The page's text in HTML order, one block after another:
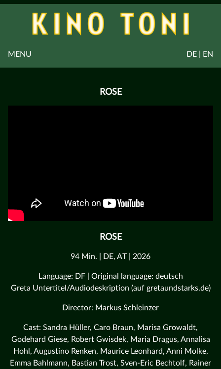
DE | EN
MENU
ROSE
ROSE
94 Min. | DE, AT | 2026
Language: DF | Original language: deutsch
Greta Untertitel/Audiodeskription (auf gretaundstarks.de)
Director: Markus Schleinzer
Cast: Sandra Hüller, Caro Braun, Marisa Growaldt,
Godehard Giese, Robert Gwisdek, Maria Dragus, Annalisa
Hohl, Augustino Renken, Maurice Leonhard, Anni Molke,
Emma Bahlmann, Bastian Trost, Sven-Eric Bechtolf, Rainer